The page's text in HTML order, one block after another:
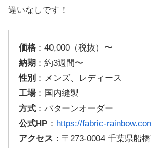
違いなしです！
価格 ：40,000（税抜）〜
納期 ：約3週間〜
性別 ：メンズ、レディース
工場：国内縫製
方式 ：パターンオーダー
公式HP ： https://fabric-
アクセス ：〒273-0004 千葉県船